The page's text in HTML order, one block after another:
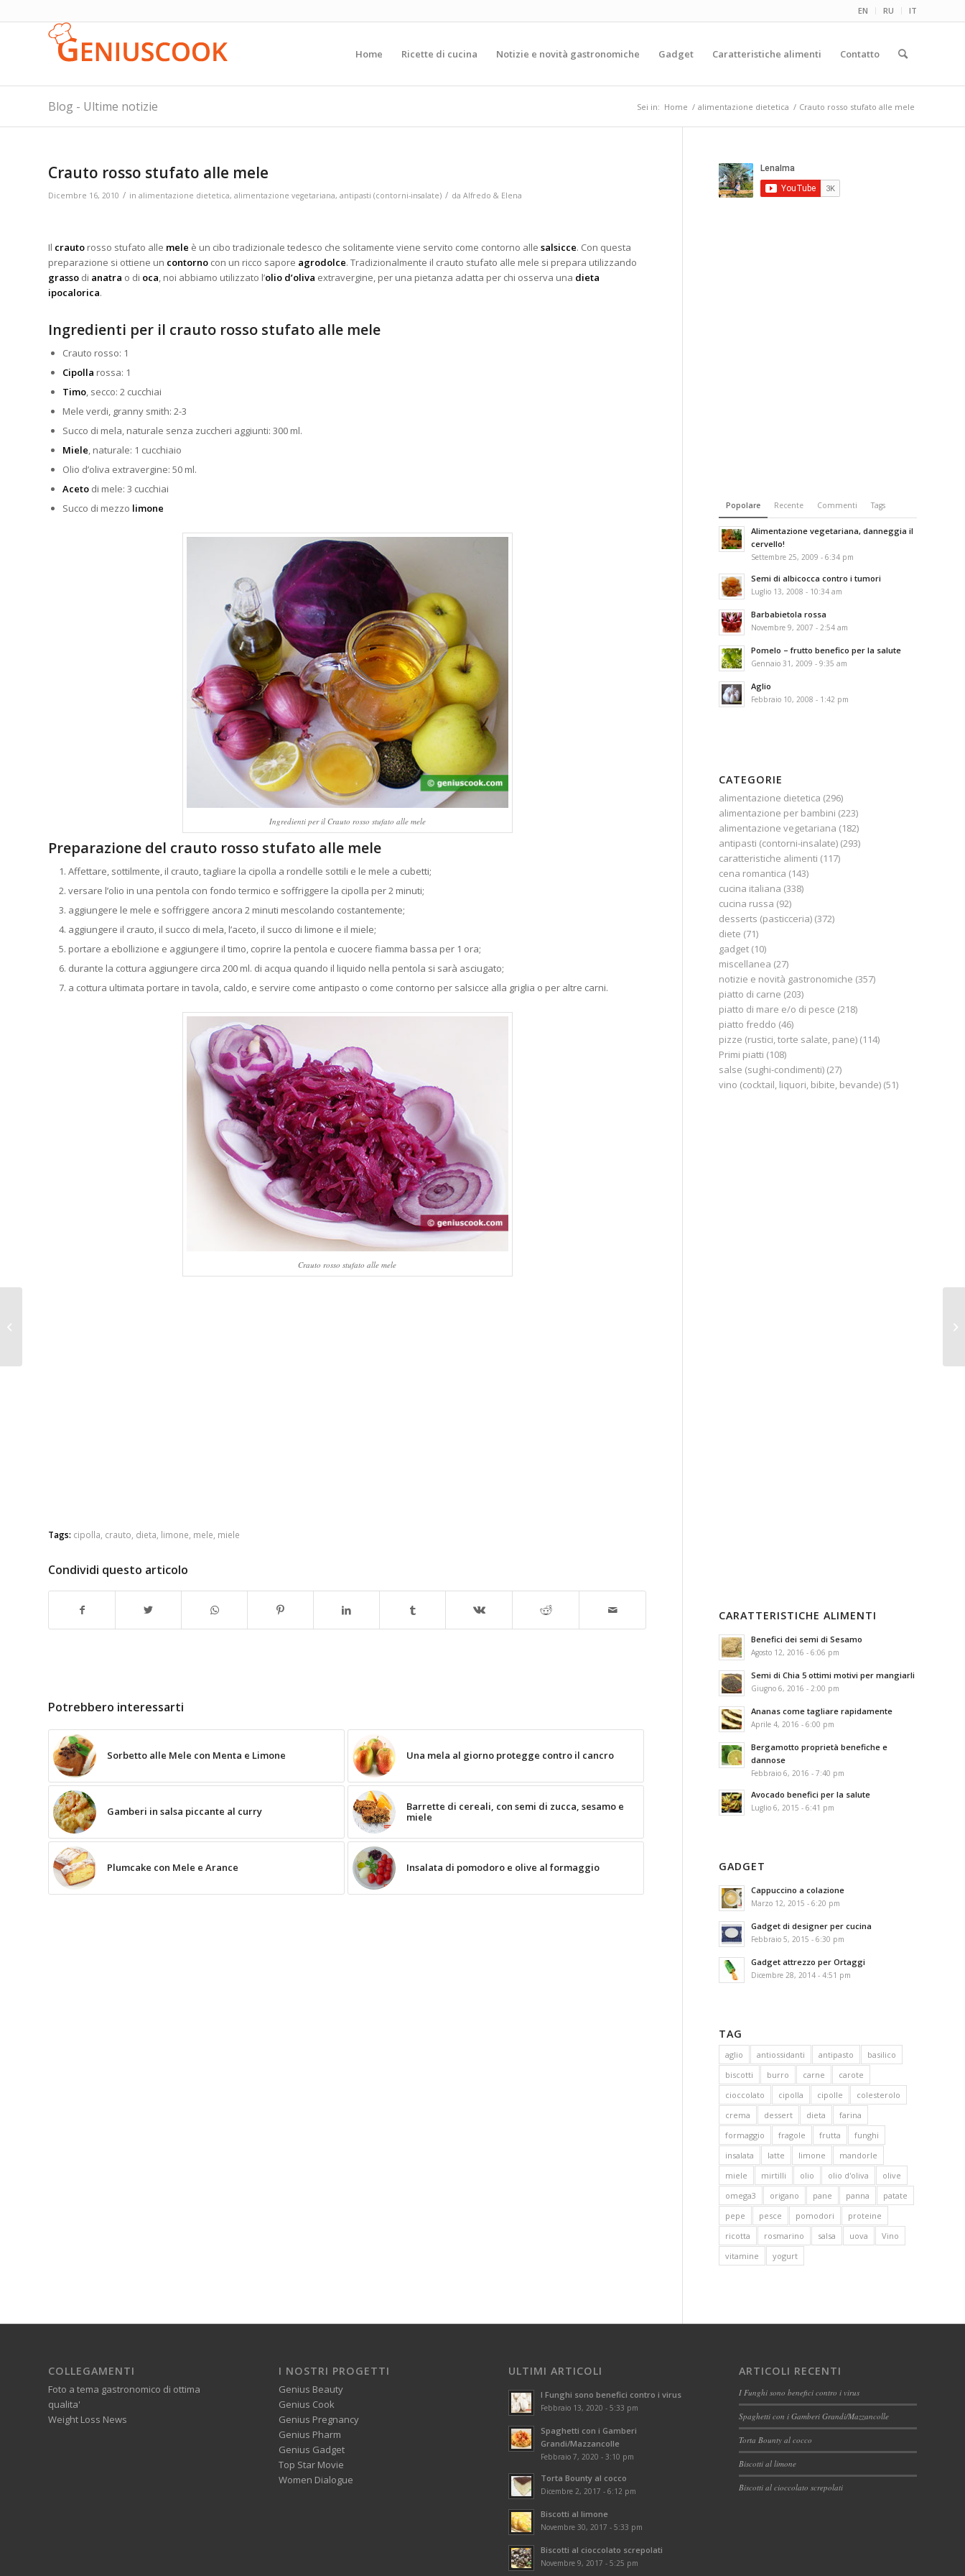
EN RU IT
Home Ricette di cucina Notizie e novità gastronomiche Gadget Caratteristiche alimenti Contatto
Blog - Ultime notizie Sei in: Home / alimentazione dietetica / Crauto rosso stufato alle mele
Crauto rosso stufato alle mele
Dicembre 16, 2010 / in alimentazione dietetica, alimentazione vegetariana, antipasti (contorni-insalate) / da Alfredo & Elena
Il crauto rosso stufato alle mele è un cibo tradizionale tedesco che solitamente viene servito come contorno alle salsicce. Con questa
preparazione si ottiene un contorno con un ricco sapore agrodolce. Tradizionalmente il crauto stufato alle mele si prepara utilizzando
grasso di anatra o di oca, noi abbiamo utilizzato l’olio d’oliva extravergine, per una pietanza adatta per chi osserva una dieta
ipocalorica.
Ingredienti per il crauto rosso stufato alle mele
Crauto rosso: 1
Cipolla rossa: 1
Timo, secco: 2 cucchiai
Mele verdi, granny smith: 2-3
Succo di mela, naturale senza zuccheri aggiunti: 300 ml.
Miele, naturale: 1 cucchiaio
Olio d’oliva extravergine: 50 ml.
Aceto di mele: 3 cucchiai
Succo di mezzo limone
Ingredienti per il Crauto rosso stufato alle mele
Preparazione del crauto rosso stufato alle mele
Affettare, sottilmente, il crauto, tagliare la cipolla a rondelle sottili e le mele a cubetti;
versare l’olio in una pentola con fondo termico e soffriggere la cipolla per 2 minuti;
aggiungere le mele e soffriggere ancora 2 minuti mescolando costantemente;
aggiungere il crauto, il succo di mela, l’aceto, il succo di limone e il miele;
portare a ebollizione e aggiungere il timo, coprire la pentola e cuocere fiamma bassa per 1 ora;
durante la cottura aggiungere circa 200 ml. di acqua quando il liquido nella pentola si sarà asciugato;
a cottura ultimata portare in tavola, caldo, e servire come antipasto o come contorno per salsicce alla griglia o per altre carni.
Crauto rosso stufato alle mele
Tags: cipolla crauto dieta limone mele miele
Condividi questo articolo
Potrebbero interessarti
Sorbetto alle Mele con Menta e Limone Una mela al giorno protegge contro il cancro
Gamberi in salsa piccante al curry
Barrette di cereali, con semi di zucca, sesamo e
miele
Plumcake con Mele e Arance Insalata di pomodoro e olive al formaggio
Popolare Recente Commenti Tags
Alimentazione vegetariana, danneggia il
cervello!
Settembre 25, 2009 - 6:34 pm
Semi di albicocca contro i tumori
Luglio 13, 2008 - 10:34 am
Barbabietola rossa
Novembre 9, 2007 - 2:54 am
Pomelo – frutto benefico per la salute
Gennaio 31, 2009 - 9:35 am
Aglio
Febbraio 10, 2008 - 1:42 pm
CATEGORIE
alimentazione dietetica (296)
alimentazione per bambini (223)
alimentazione vegetariana (182)
antipasti (contorni-insalate) (293)
caratteristiche alimenti (117)
cena romantica (143)
cucina italiana (338)
cucina russa (92)
desserts (pasticceria) (372)
diete (71)
gadget (10)
miscellanea (27)
notizie e novità gastronomiche (357)
piatto di carne (203)
piatto di mare e/o di pesce (218)
piatto freddo (46)
pizze (rustici, torte salate, pane) (114)
Primi piatti (108)
salse (sughi-condimenti) (27)
vino (cocktail, liquori, bibite, bevande) (51)
CARATTERISTICHE ALIMENTI
Benefici dei semi di Sesamo
Agosto 12, 2016 - 6:06 pm
Semi di Chia 5 ottimi motivi per mangiarli
Giugno 6, 2016 - 2:00 pm
Ananas come tagliare rapidamente
Aprile 4, 2016 - 6:00 pm
Bergamotto proprietà benefiche e
dannose
Febbraio 6, 2016 - 7:40 pm
Avocado benefici per la salute
Luglio 6, 2015 - 6:41 pm
GADGET
Cappuccino a colazione
Marzo 12, 2015 - 6:20 pm
Gadget di designer per cucina
Febbraio 5, 2015 - 6:30 pm
Gadget attrezzo per Ortaggi
Dicembre 28, 2014 - 4:51 pm
TAG
aglio antiossidanti antipasto
basilico
biscotti
burro carne
carote
cioccolato
cipolla cipolle
colesterolo
crema
dessert dieta
farina
formaggio
fragole frutta
funghi
insalata
latte limone
mandorle
miele
mirtilli olio olio d'oliva
olive
omega3
origano pane panna
patate
pepe
pesce pomodori
proteine
ricotta
rosmarino salsa uova
Vino
vitamine
yogurt
COLLEGAMENTI
Foto a tema gastronomico di ottima
qualita'
Weight Loss News
I NOSTRI PROGETTI
Genius Beauty
Genius Cook
Genius Pregnancy
Genius Pharm
Genius Gadget
Top Star Movie
Women Dialogue
ULTIMI ARTICOLI
I Funghi sono benefici contro i virus
Febbraio 13, 2020 - 5:33 pm
Spaghetti con i Gamberi
Grandi/Mazzancolle
Febbraio 7, 2020 - 3:10 pm
Torta Bounty al cocco
Dicembre 2, 2017 - 6:12 pm
Biscotti al limone
Novembre 30, 2017 - 5:33 pm
Biscotti al cioccolato screpolati
Novembre 9, 2017 - 5:25 pm
ARTICOLI RECENTI
I Funghi sono benefici contro i virus
Spaghetti con i Gamberi Grandi/Mazzancolle
Torta Bounty al cocco
Biscotti al limone
Biscotti al cioccolato screpolati